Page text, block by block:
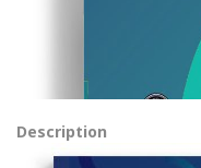
Description